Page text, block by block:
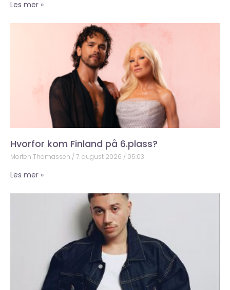
Les mer »
Hvorfor kom Finland på 6.plass?
Morten Thomassen 7. august 2026 05:03
Les mer »